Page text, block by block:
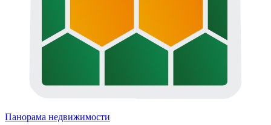
Панорама недвижимости